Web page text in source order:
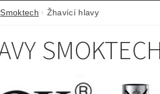
Smoktech Žhavící hlavy
SMOKTECH